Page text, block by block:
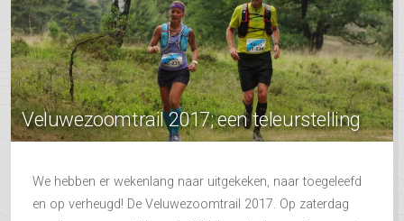
Veluwezoomtrail 2017; een teleurstelling
We hebben er wekenlang naar uitgekeken, naar toegeleefd
en op verheugd! De Veluwezoomtrail 2017. Op zaterdag